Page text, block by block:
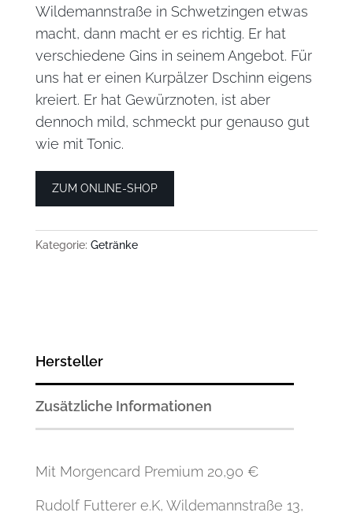
Wildemannstraße in Schwetzingen etwas
macht, dann macht er es richtig. Er hat
verschiedene Gins in seinem Angebot. Für
uns hat er einen Kurpälzer Dschinn eigens
kreiert. Er hat Gewürznoten, ist aber
dennoch mild, schmeckt pur genauso gut
wie mit Tonic.
ZUM ONLINE-SHOP
Kategorie: Getränke
Hersteller
Zusätzliche Informationen
Mit Morgencard Premium 20,90 €
Rudolf Futterer e.K, Wildemannstraße 13,